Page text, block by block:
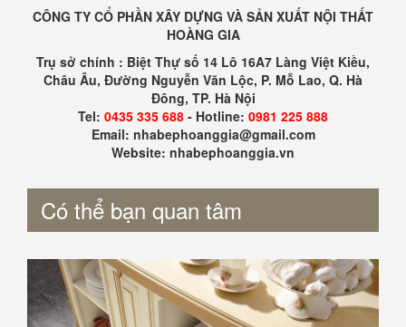
CÔNG TY CỔ PHẦN XÂY DỰNG VÀ SẢN XUẤT NỘI THẤT
HOÀNG GIA
Trụ sở chính : Biệt Thự số 14 Lô 16A7 Làng Việt Kiều,
Châu Âu, Đường Nguyễn Văn Lộc, P. Mỗ Lao, Q. Hà
Đông, TP. Hà Nội
Tel: 0435 335 688 - Hotline: 0981 225 888
Email: nhabephoanggia@gmail.com
Website: nhabephoanggia.vn
Có thể bạn quan tâm